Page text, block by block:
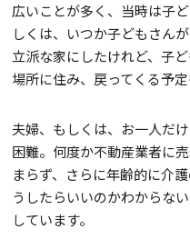
広いことが多く、当時は子
しくは、いつか子どもさん
立派な家にしたけれど、子
場所に住み、戻ってくる予定
夫婦、もしくは、お一人だ
困難。何度か不動産業者に
まらず、さらに年齢的に介
うしたらいいのかわからな
しています。